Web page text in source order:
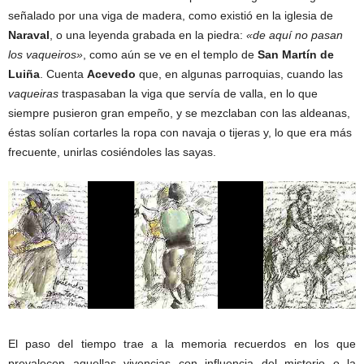
señalado por una viga de madera, como existió en la iglesia de
Naraval , o una leyenda grabada en la piedra: «de aquí no pasan
los vaqueiros» , como aún se ve en el templo de San Martín de
Luiña . Cuenta Acevedo que, en algunas parroquias, cuando las
vaqueiras traspasaban la viga que servía de valla, en lo que
siempre pusieron gran empeño, y se mezclaban con las aldeanas,
éstas solían cortarles la ropa con navaja o tijeras y, lo que era más
frecuente, unirlas cosiéndoles las sayas.
El paso del tiempo trae a la memoria recuerdos en los que